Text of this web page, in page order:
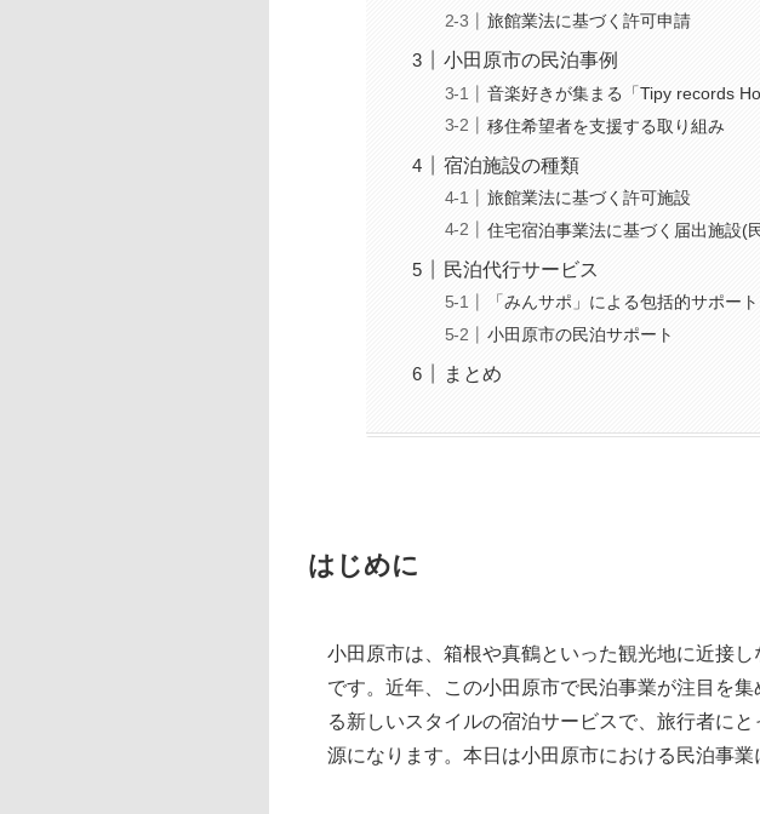
旅館業法に基づく許可申請
小田原市の民泊事例
音楽好きが集まる「Tipy records
移住希望者を支援する取り組み
宿泊施設の種類
旅館業法に基づく許可施設
住宅宿泊事業法に基づく届出施設(
民泊代行サービス
「みんサポ」による包括的サポート
小田原市の民泊サポート
まとめ
はじめに
小田原市は、箱根や真鶴といった観光地に近接
です。近年、この小田原市で民泊事業が注目を
る新しいスタイルの宿泊サービスで、旅行者に
源になります。本日は小田原市における民泊事